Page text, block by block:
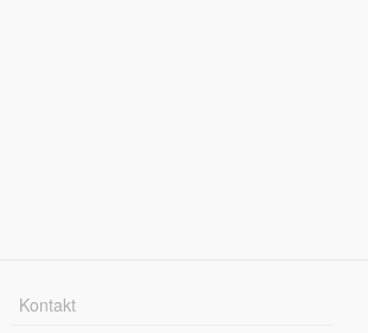
Kontakt